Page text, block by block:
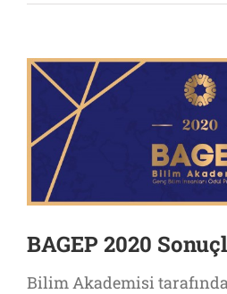
BAGEP 2020
Bilim Akademisi